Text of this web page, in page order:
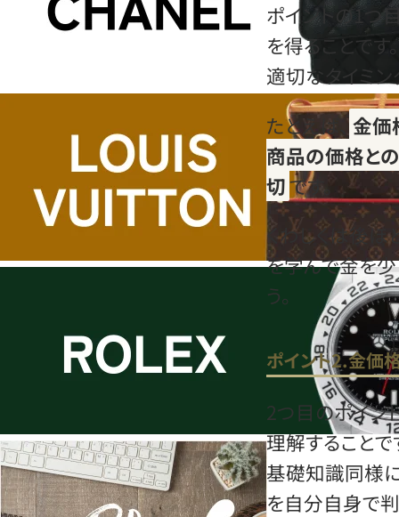
ポイントの1つ
を得ることで
適切なタイミン
たとえば、金価
商品の価格と
切です。
くわしくは後
を学んで金を
う。
ポイント2.金価
2つ目のポイン
理解することで
基礎知識同様
を自分自身で判